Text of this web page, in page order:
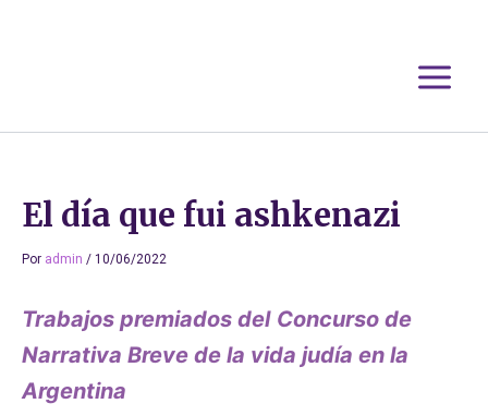
El día que fui ashkenazi
Por admin / 10/06/2022
Trabajos premiados del Concurso de
Narrativa Breve de la vida judía en la
Argentina